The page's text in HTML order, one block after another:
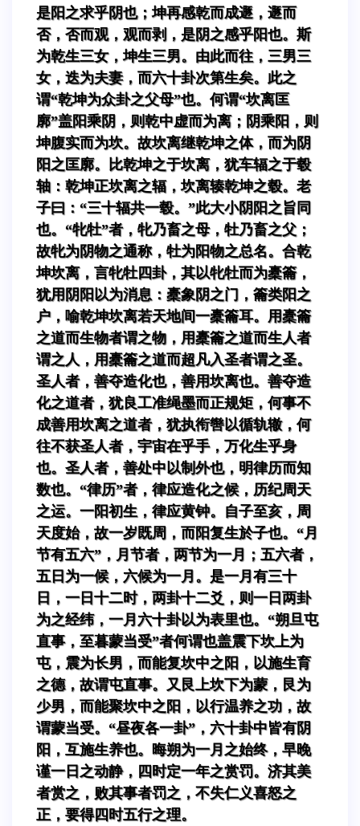
是阳之求乎阴也；坤再感乾而成遯，遯而
否，否而观，观而剥，是阴之感乎阳也。斯
为乾生三女，坤生三男。由此而往，三男三
女，迭为夫妻，而六十卦次第生矣。此之
谓“乾坤为众卦之父母”也。何谓“坎离匡
廓”盖阳乘阴，则乾中虚而为离；阴乘阳，则
坤腹实而为坎。故坎离继乾坤之体，而为阴
阳之匡廓。比乾坤之于坎离，犹车辐之于毂
轴：乾坤正坎离之辐，坎离辏乾坤之毂。老
子曰：“三十辐共一毂。”此大小阴阳之旨同
也。“牝牡”者，牝乃畜之母，牡乃畜之父；
故牝为阴物之通称，牡为阳物之总名。合乾
坤坎离，言牝牡四卦，其以牝牡而为橐籥，
犹用阴阳以为消息：橐象阴之门，籥类阳之
户，喻乾坤坎离若天地间一橐籥耳。用橐籥
之道而生物者谓之物，用橐籥之道而生人者
谓之人，用橐籥之道而超凡入圣者谓之圣。
圣人者，善夺造化也，善用坎离也。善夺造
化之道者，犹良工准绳墨而正规矩，何事不
成善用坎离之道者，犹执衔辔以循轨辙，何
往不获圣人者，宇宙在乎手，万化生乎身
也。圣人者，善处中以制外也，明律历而知
数也。“律历”者，律应造化之候，历纪周天
之运。一阳初生，律应黄钟。自子至亥，周
天度始，故一岁既周，而阳复生於子也。“月
节有五六”，月节者，两节为一月；五六者，
五日为一候，六候为一月。是一月有三十
日，一日十二时，两卦十二爻，则一日两卦
为之经纬，一月六十卦以为表里也。“朔旦屯
直事，至暮蒙当受”者何谓也盖震下坎上为
屯，震为长男，而能复坎中之阳，以施生育
之德，故谓屯直事。又艮上坎下为蒙，艮为
少男，而能聚坎中之阳，以行温养之功，故
谓蒙当受。“昼夜各一卦”，六十卦中皆有阴
阳，互施生养也。晦朔为一月之始终，早晚
谨一日之动静，四时定一年之赏罚。济其美
者赏之，败其事者罚之，不失仁义喜怒之
正，要得四时五行之理。